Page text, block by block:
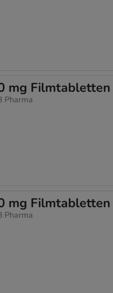
mg Filmtabletten
Pharma
mg Filmtabletten
Pharma